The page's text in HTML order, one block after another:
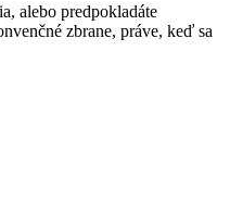
alebo predpokladáte
zbrane, práve, keď sa